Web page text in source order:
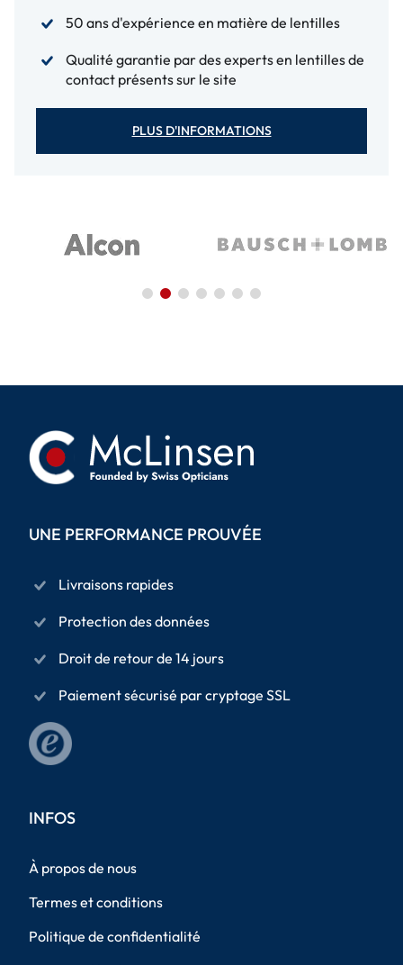
50 ans d'expérience en matière de lentilles
Qualité garantie par des experts en lentilles de
contact présents sur le site
PLUS D'INFORMATIONS
UNE PERFORMANCE PROUVÉE
Livraisons rapides
Protection des données
Droit de retour de 14 jours
Paiement sécurisé par cryptage SSL
INFOS
À propos de nous
Termes et conditions
Politique de confidentialité